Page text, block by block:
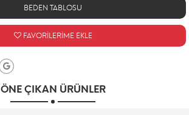
BEDEN TABLOSU
FAVORİLERİME EKLE
ÖNE ÇIKAN ÜRÜNLER